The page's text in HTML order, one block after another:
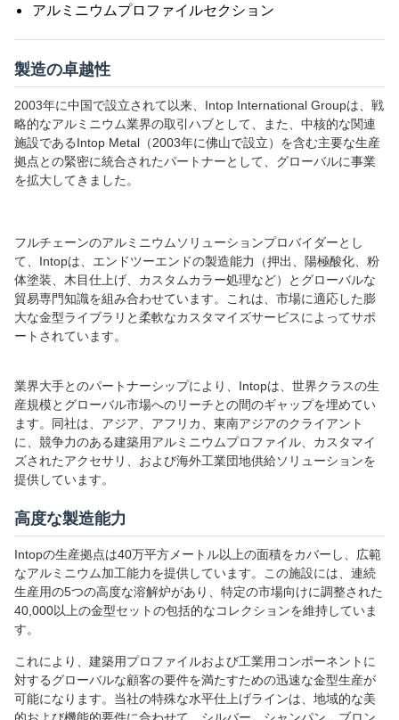
アルミニウムプロファイルセクション
製造の卓越性
2003年に中国で設立されて以来、Intop International Groupは、戦
略的なアルミニウム業界の取引ハブとして、また、中核的な関連
施設であるIntop Metal（2003年に佛山で設立）を含む主要な生産
拠点との緊密に統合されたパートナーとして、グローバルに事業
を拡大してきました。
フルチェーンのアルミニウムソリューションプロバイダーとし
て、Intopは、エンドツーエンドの製造能力（押出、陽極酸化、粉
体塗装、木目仕上げ、カスタムカラー処理など）とグローバルな
貿易専門知識を組み合わせています。これは、市場に適応した膨
大な金型ライブラリと柔軟なカスタマイズサービスによってサポ
ートされています。
業界大手とのパートナーシップにより、Intopは、世界クラスの生
産規模とグローバル市場へのリーチとの間のギャップを埋めてい
ます。同社は、アジア、アフリカ、東南アジアのクライアント
に、競争力のある建築用アルミニウムプロファイル、カスタマイ
ズされたアクセサリ、および海外工業団地供給ソリューションを
提供しています。
高度な製造能力
Intopの生産拠点は40万平方メートル以上の面積をカバーし、広範
なアルミニウム加工能力を提供しています。この施設には、連続
生産用の5つの高度な溶解炉があり、特定の市場向けに調整された
40,000以上の金型セットの包括的なコレクションを維持していま
す。
これにより、建築用プロファイルおよび工業用コンポーネントに
対するグローバルな顧客の要件を満たすための迅速な金型生産が
可能になります。当社の特殊な水平仕上げラインは、地域的な美